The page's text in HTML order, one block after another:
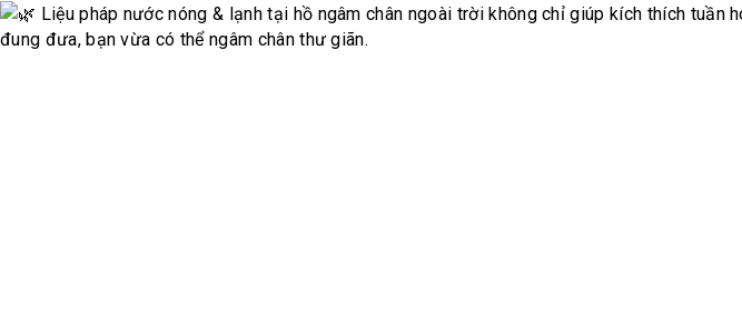
Liệu pháp nước nóng & lạnh tại hồ ngâm chân ngoài trời không chỉ giúp kích thích
đung đưa, bạn vừa có thể ngâm chân thư giãn.